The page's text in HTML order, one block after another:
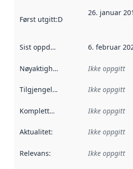
Først utgitt:Denne datoen sier
26. januar
Sist oppdatert 6. februar
Nøyaktighet Ikke oppgitt
Tilgjengelighet Ikke oppgitt
Kompletthet Ikke oppgitt
Aktualitet: Ikke oppgitt
Relevans: Ikke oppgitt